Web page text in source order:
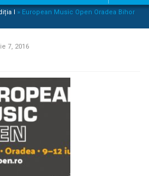
I » European Music Open Oradea Bihor
7, 2016